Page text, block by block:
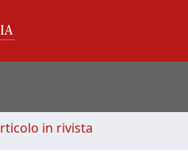
in rivista